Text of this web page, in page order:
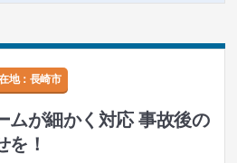
地： 長崎市
ムが細かく対応 事故後の
を！